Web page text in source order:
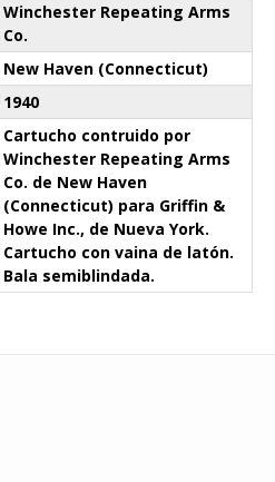
Winchester Repeating Arms
Co.
New Haven (Connecticut)
1940
Cartucho contruido por
Winchester Repeating Arms
Co. de New Haven
(Connecticut) para Griffin &
Howe Inc., de Nueva York.
Cartucho con vaina de latón.
Bala semiblindada.